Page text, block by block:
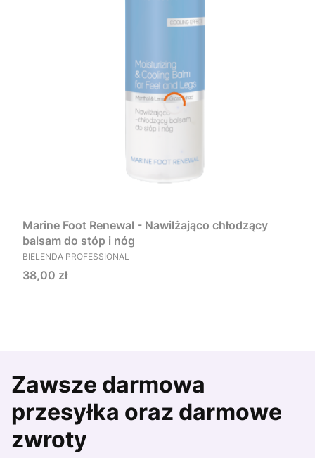
Marine Foot Renewal - Nawilżająco chłodzący
balsam do stóp i nóg
PRODUCENT
BIELENDA PROFESSIONAL
Cena
38,00 zł
Zawsze darmowa
przesyłka oraz darmowe
zwroty